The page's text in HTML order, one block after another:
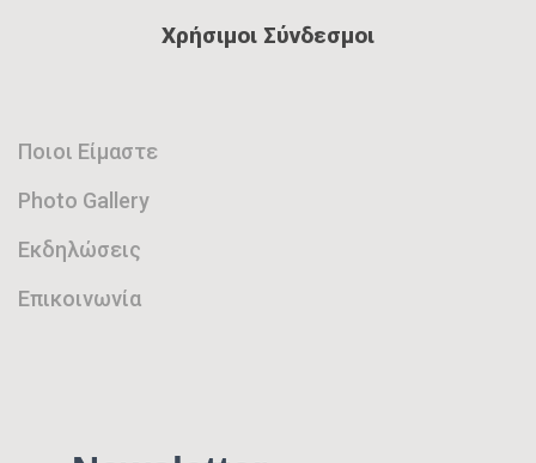
Χρήσιμοι Σύνδεσμοι
Ποιοι Είμαστε
Photo Gallery
Εκδηλώσεις
Επικοινωνία